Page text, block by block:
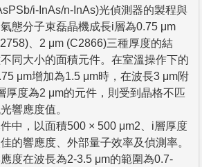
i-InAs/n-InAs)光偵測器的製程與
態分子束磊晶機成長i層為0.75 μm
、2 μm (C2866)三種厚度的結
同大小的面積元件。在室溫操作下的
μm增加為1.5 μm時，在波長3 μm附
厚度為2 μm的元件，則受到晶格不匹
響應度值。
，以面積500 × 500 μm2、i層厚度
的響應度、外部量子效率及偵測率。
度在波長為2-3.5 μm的範圍為0.7-